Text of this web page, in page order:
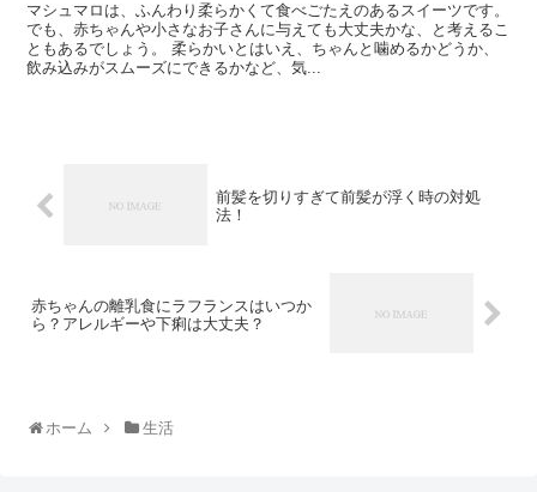
マシュマロは、ふんわり柔らかくて食べごたえのあるスイーツです。
でも、赤ちゃんや小さなお子さんに与えても大丈夫かな、と考えるこ
ともあるでしょう。 柔らかいとはいえ、ちゃんと噛めるかどうか、
飲み込みがスムーズにできるかなど、気...
前髪を切りすぎて前髪が浮く時の対処
法！
赤ちゃんの離乳食にラフランスはいつか
ら？アレルギーや下痢は大丈夫？
ホーム 生活